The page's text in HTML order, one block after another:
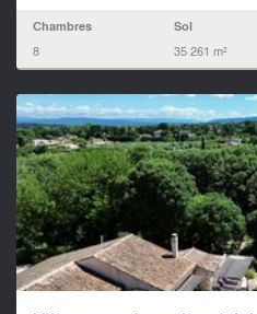
Chambres
8
Sol
35 261 m²